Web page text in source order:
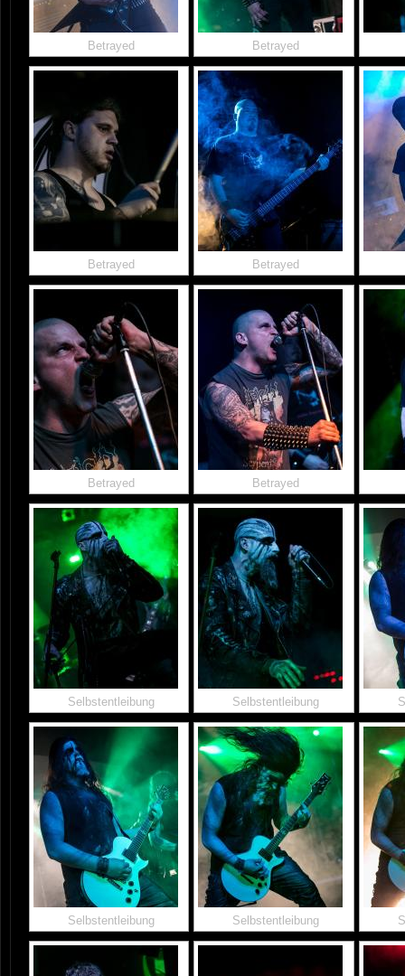
Betrayed Betrayed
Betrayed Betrayed
Betrayed Betrayed
Selbstentleibung Selbstentleibung
Selbstentleibung Selbstentleibung